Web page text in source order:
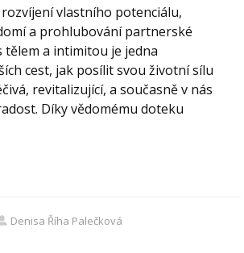
rozvíjení vlastního potenciálu,
a prohlubování partnerské
tělem a intimitou je jedna
cest, jak posílit svou životní sílu
revitalizující, a současně v nás
Díky vědomému doteku
Denisa Říha Palečková